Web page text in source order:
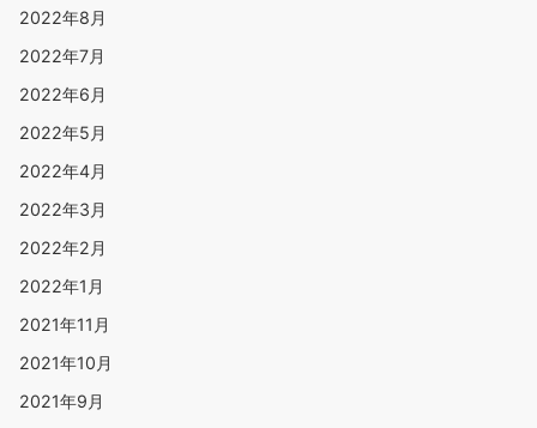
2022年8月
2022年7月
2022年6月
2022年5月
2022年4月
2022年3月
2022年2月
2022年1月
2021年11月
2021年10月
2021年9月